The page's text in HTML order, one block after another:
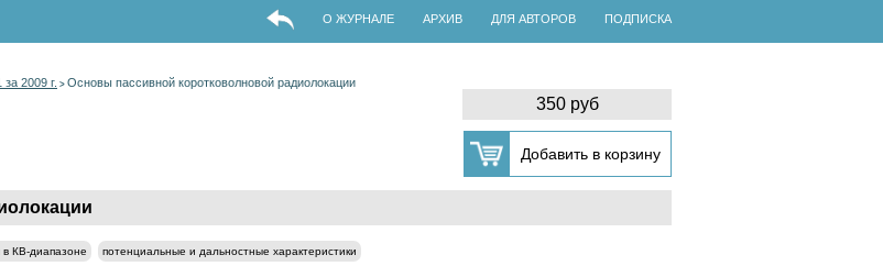
О ЖУРНАЛЕ АРХИВ ДЛЯ АВТОРОВ ПОДПИСКА
2009 г. > Основы пассивной коротковолновой радиолокации
350 руб
в КВ-диапазоне потенциальные и дальностные характеристики